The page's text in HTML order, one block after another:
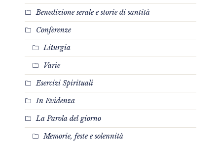
Benedizione serale e storie di santità
Conferenze
Liturgia
Varie
Esercizi Spirituali
In Evidenza
La Parola del giorno
Memorie, feste e solennità